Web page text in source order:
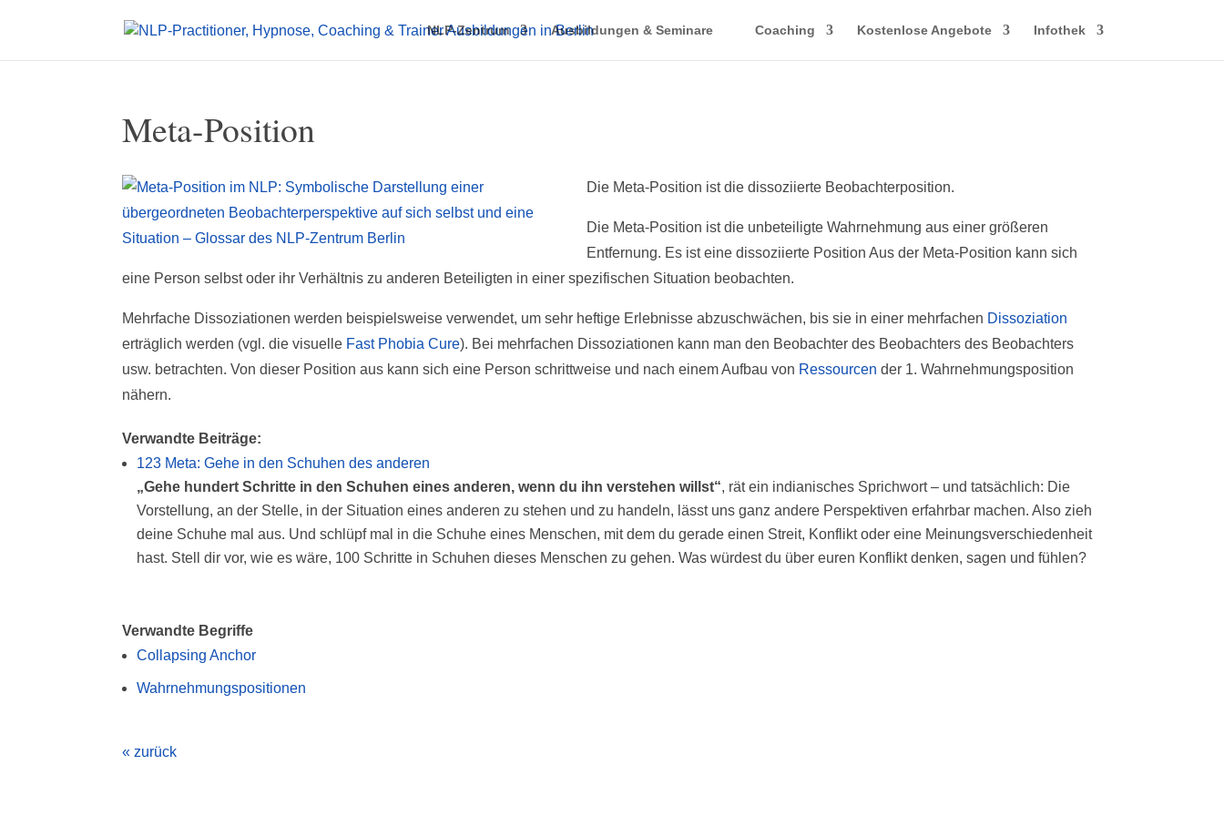
NLP-Zentrum Ausbildungen & Seminare Coaching Kostenlose Angebote Infothek
Meta-Position
Die Meta-Position ist die dissoziierte Beobachterposition.
Die Meta-Position ist die unbeteiligte Wahrnehmung aus einer größeren
Entfernung. Es ist eine dissoziierte Position Aus der Meta-Position kann sich
eine Person selbst oder ihr Verhältnis zu anderen Beteiligten in einer spezifischen Situation beobachten.
Mehrfache Dissoziationen werden beispielsweise verwendet, um sehr heftige Erlebnisse abzuschwächen, bis sie in einer mehrfachen Dissoziation
erträglich werden (vgl. die visuelle Fast Phobia Cure). Bei mehrfachen Dissoziationen kann man den Beobachter des Beobachters des Beobachters
usw. betrachten. Von dieser Position aus kann sich eine Person schrittweise und nach einem Aufbau von Ressourcen der 1. Wahrnehmungsposition
nähern.
Verwandte Beiträge:
123 Meta: Gehe in den Schuhen des anderen
„Gehe hundert Schritte in den Schuhen eines anderen, wenn du ihn verstehen willst“, rät ein indianisches Sprichwort – und tatsächlich: Die
Vorstellung, an der Stelle, in der Situation eines anderen zu stehen und zu handeln, lässt uns ganz andere Perspektiven erfahrbar machen. Also zieh
deine Schuhe mal aus. Und schlüpf mal in die Schuhe eines Menschen, mit dem du gerade einen Streit, Konflikt oder eine Meinungsverschiedenheit
hast. Stell dir vor, wie es wäre, 100 Schritte in Schuhen dieses Menschen zu gehen. Was würdest du über euren Konflikt denken, sagen und fühlen?
Verwandte Begriffe
Collapsing Anchor
Wahrnehmungspositionen
« zurück